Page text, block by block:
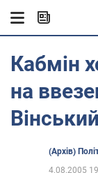
Кабмін
на
Вінський
(Архів)
4.08.2005